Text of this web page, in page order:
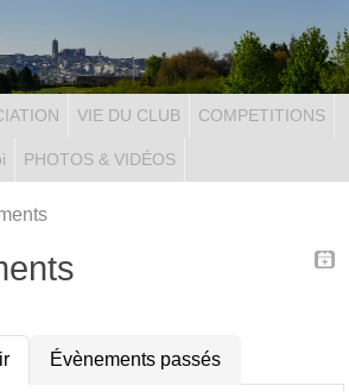
VIE DU CLUB COMPETITIONS
PHOTOS & VIDÉOS
Évènements passés
cookies